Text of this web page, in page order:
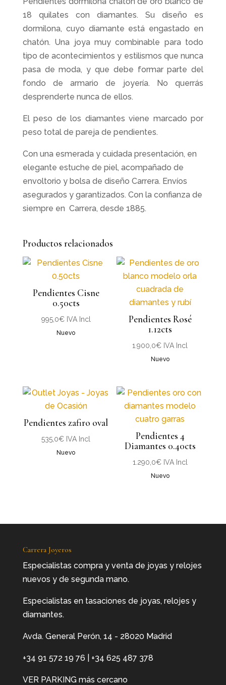
18 quilates con diamantes. Su diseño es
dormilona, cuyo diamante está engastado en
chatón. Una joya muy combinable para todo
tipo de acontecimientos y estilismos que nunca
pasa de moda, y que debe formar parte del
fondo de armario de joyería. No querrás
desprenderte nunca de ellos.
El peso de los diamantes viene marcado por
peso total de pareja de pendientes.
Con una esmerada y cuidada presentación, en
elegante estuche de piel, acompañado de
envoltorio y bolsa de diseño Carrera. Envíos
asegurados y garantizados. Con la confianza de
siempre en Carrera, desde 1885.
Productos relacionados
Pendientes Cisne
0.50cts
995,0€ IVA Incl
Nuevo
Pendientes Rosé
1.12cts
1.900,0€ IVA Incl
Nuevo
Pendientes zafiro oval
535,0€ IVA Incl
Nuevo
Pendientes 4
Diamantes 0.40cts
1.290,0€ IVA Incl
Nuevo
Carrera Joyeros
Especialistas compra y venta de joyas y relojes
nuevos y de segunda mano.
Especialistas en tasaciones de joyas, relojes y
diamantes.
Avda. General Perón, 14 - 28020 Madrid
+34 91 572 19 76 +34 625 487 378
VER PARKING más cercano